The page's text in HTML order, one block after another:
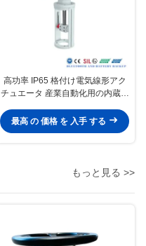
高功率 IP65 格付け電気線形アク
チュエータ 産業自動化用の内蔵制
最高 の 価格 を 入手 する
もっと見る >>